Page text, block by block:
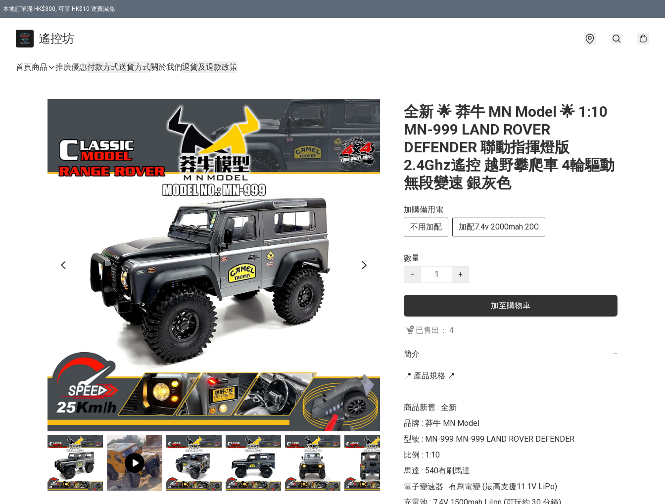
本地訂單滿 HK$300, 可享 HK$10 運費減免
遙控坊
首頁商品 推廣優惠付款方式送貨方式關於我們退貨及退款政策
全新 🌟 莽牛 MN Model 🌟 1:10
MN-999 LAND ROVER
DEFENDER 聯動指揮燈版
2.4Ghz遙控 越野攀爬車 4輪驅動
無段變速 銀灰色
加購備用電
不用加配
加配7.4v 2000mah 20C
數量
−
+
加至購物車
已售出： 4
簡介 −
📍 產品規格 📍
商品新舊 : 全新
品牌 : 莽牛 MN Model
型號 : MN-999 MN-999 LAND ROVER DEFENDER
比例 : 1:10
馬達 : 540有刷馬達
電子變速器 : 有刷電變 (最高支援11.1V LiPo)